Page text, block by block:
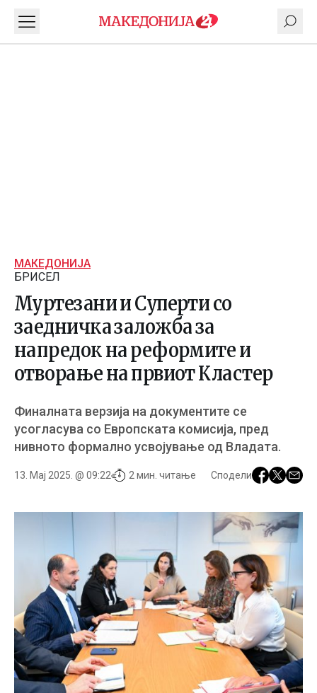
МАКЕДОНИЈА
БРИСЕЛ
Муртезани и Суперти со
заедничка заложба за
напредок на реформите и
отворање на првиот Кластер
Финалната верзија на документите се
усогласува со Европската комисија, пред
нивното формално усвојување од Владата.
13. Мај 2025. @ 09:22 2 мин. читање Сподели